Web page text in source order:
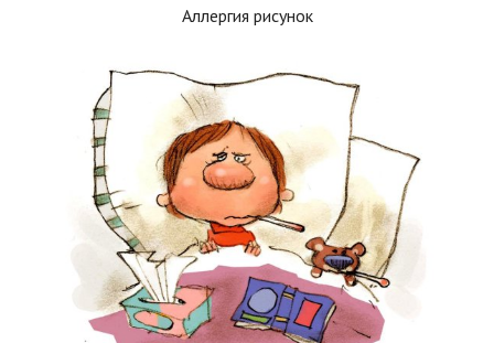
Аллергия рисунок